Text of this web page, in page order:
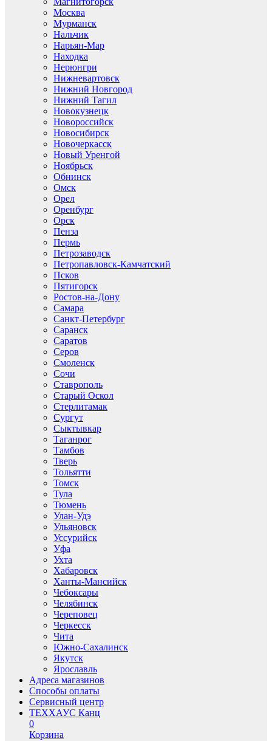
Москва
Мурманск
Нальчик
Нарьян-Мар
Находка
Нерюнгри
Нижневартовск
Нижний Новгород
Нижний Тагил
Новокузнецк
Новороссийск
Новосибирск
Новочеркасск
Новый Уренгой
Ноябрьск
Обнинск
Омск
Орел
Оренбург
Орск
Пенза
Пермь
Петрозаводск
Петропавловск-Камчатский
Псков
Пятигорск
Ростов-на-Дону
Самара
Санкт-Петербург
Саранск
Саратов
Серов
Смоленск
Сочи
Ставрополь
Старый Оскол
Стерлитамак
Сургут
Сыктывкар
Таганрог
Тамбов
Тверь
Тольятти
Томск
Тула
Тюмень
Улан-Удэ
Ульяновск
Уссурийск
Уфа
Ухта
Хабаровск
Ханты-Мансийск
Чебоксары
Челябинск
Череповец
Черкесск
Чита
Южно-Сахалинск
Якутск
Ярославль
Адреса магазинов
Способы оплаты
Сервисный центр
ТЕХХАУС Канц
0
Корзина